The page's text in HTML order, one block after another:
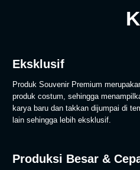
Eksklusif
Produk Souvenir Premium
produk costum, sehingga
karya baru dan takkan dijumpai di
lain sehingga lebih eksklusif.
Produksi Besar &